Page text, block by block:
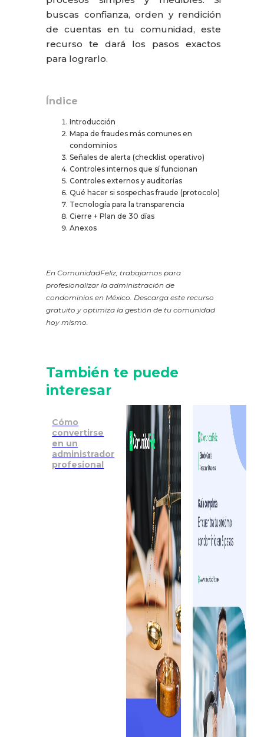
buscas confianza, orden y rendición
de cuentas en tu comunidad, este
recurso te dará los pasos exactos
para lograrlo.
Índice
Introducción
Mapa de fraudes más comunes en
condominios
Señales de alerta (checklist operativo)
Controles internos que sí funcionan
Controles externos y auditorías
Qué hacer si sospechas fraude (protocolo)
Tecnología para la transparencia
Cierre + Plan de 30 días
Anexos
En ComunidadFeliz, trabajamos para
profesionalizar la administración de
condominios en México. Descarga este recurso
gratuito y optimiza la gestión de tu comunidad
hoy mismo.
También te puede
interesar
Cómo
convertirse
en un
administrador
profesional